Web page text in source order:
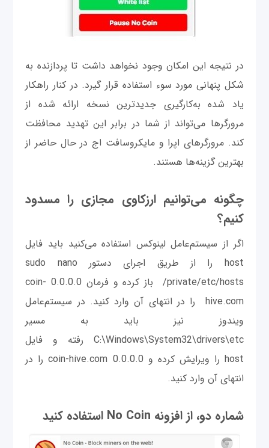
در نتیجه این امکان وجود نخواهد داشت تا پردازنده به
شکل پنهانی مورد سوء استفاده قرار گیرد. در کنار راهکار
یاد شده به‌کارگیری جدیدترین نسخه ارائه شده از
مرورگرها می‌تواند از شما در برابر این تهدید محافظت
کند. مرورگرهای اپرا و مایکروسافت اج در حال حاضر از
بهترین گزینه‌ها هستند.
چگونه می‌توانیم ارزکاوی مجازی را مسدود
کنیم؟
اگر از سیستم‌عامل لینوکس استفاده می‌کنید باید فایل
host را از طریق اجرای دستور sudo nano
/private/etc/hosts باز کرده و فرمان 0.0.0.0 coin-
hive.com را در انتهای آن وارد کنید. در سیستم‌عامل
ویندوز نیز باید به مسیر
C:\Windows\System32\drivers\etc رفته و فایل
host را ویرایش کرده و 0.0.0.0 coin-hive.com را در
انتهای آن وارد کنید.
شماره دو، از افزونه No Coin استفاده کنید